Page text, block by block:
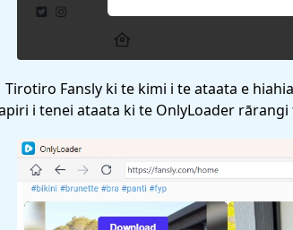
Tirotiro Fansly ki te kimi i te ataata e
i tenei ataata ki te OnlyLoader rārangi